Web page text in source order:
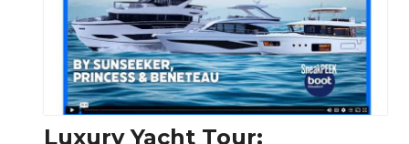
Over
30
Feet
|
Chris-
Craft,
Luxury Yacht Tour: